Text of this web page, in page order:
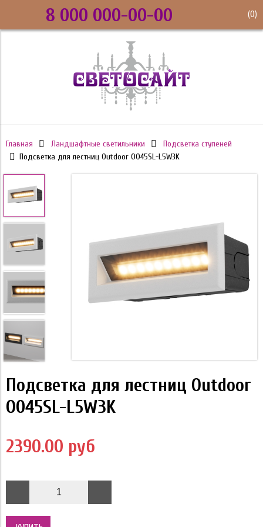
8 000 000-00-00 (0)
Главная Ландшафтные светильники
Подсветка ступеней
Подсветка для лестниц Outdoor O045SL-L5W3K
Подсветка для лестниц Outdoor
O045SL-L5W3K
2390.00 руб